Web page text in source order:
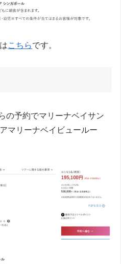
こちらです。
の予約でマリーナベイサン
マリーナベイビュールー